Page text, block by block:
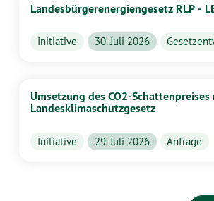
Landesbürgerenergiengesetz RLP -
Initiative 30. Juli 2026
Umsetzung des CO2-Schattenpreises
Landesklimaschutzgesetz
Initiative 29. Juli 2026 Anfrage